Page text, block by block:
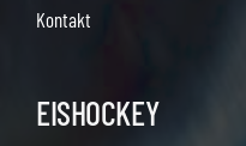
Kontakt
EISHOCKEY